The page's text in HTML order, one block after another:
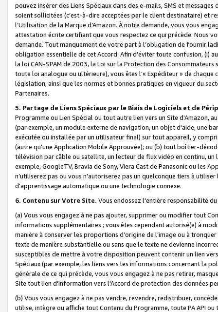
pouvez insérer des Liens Spéciaux dans des e-mails, SMS et
soient sollicitées (c’est-à-dire acceptées par le client destinataire) et
l’Utilisation de la Marque d’Amazon. À notre demande, vous vous
attestation écrite certifiant que vous respectez ce qui précède. Nous
demande. Tout manquement de votre part à l’obligation de fournir
obligation essentielle de cet Accord. Afin d’éviter toute confusion, (i)
la loi CAN-SPAM de 2003, la Loi sur la Protection des
toute loi analogue ou ultérieure), vous êtes l’« Expéditeur » de
législation, ainsi que les normes et bonnes pratiques en vigueur du
Partenaires.
5. Partage de Liens Spéciaux par le Biais de Logiciels et de
Programme ou Lien Spécial ou tout autre lien vers un Site d'Amazon,
(par exemple, un module externe de navigation, un objet d'aide, une
exécutée ou installée par un utilisateur final) sur tout appareil, y
(autre qu'une Application Mobile Approuvée); ou (b) tout boîtier-
télévision par câble ou satellite, un lecteur de flux vidéo en continu,
exemple, GoogleTV, Bravia de Sony, Viera Cast de Panasonic ou les
n’utiliserez pas ou vous n’autoriserez pas un quelconque tiers à
d'apprentissage automatique ou une technologie connexe.
6. Contenu sur Votre Site. Vous endossez l'entière responsabilité
(a) Vous vous engagez à ne pas ajouter, supprimer ou modifier tout
informations supplémentaires ; vous êtes cependant autorisé(e) à
manière à conserver les proportions d’origine de l’image ou à
texte de manière substantielle ou sans que le texte ne devienne
susceptibles de mettre à votre disposition peuvent contenir un lien
Spéciaux (par exemple, les liens vers les informations concernant la
générale de ce qui précède, vous vous engagez à ne pas retirer,
Site tout lien d'information vers l'Accord de protection des données
(b) Vous vous engagez à ne pas vendre, revendre, redistribuer,
utilise, intègre ou affiche tout Contenu du Programme, toute PA API